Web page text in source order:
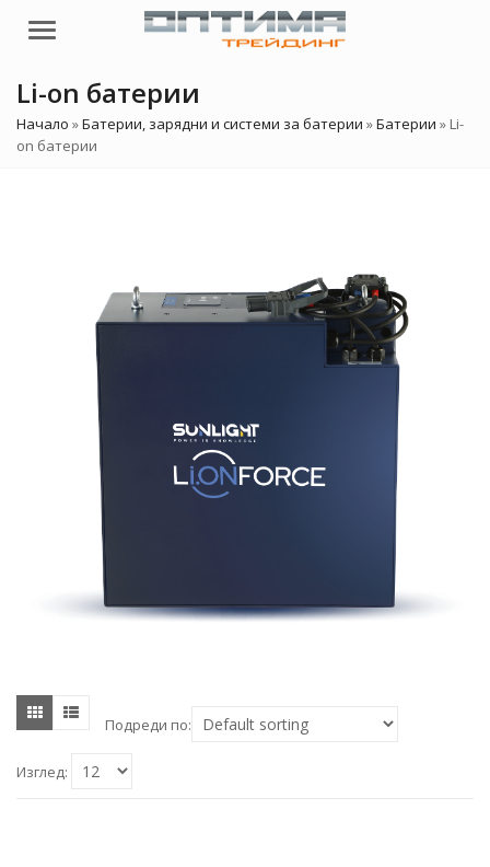
Menu
Li-on батерии
Начало »Батерии, зарядни и системи за батерии »Батерии » Li-
on батерии
Подреди по:
Изглед: